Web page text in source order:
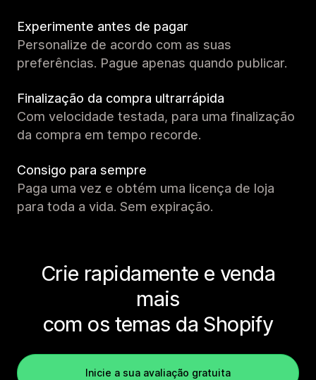
Experimente antes de pagar
Personalize de acordo com as suas
preferências. Pague apenas quando publicar.
Finalização da compra ultrarrápida
Com velocidade testada, para uma finalização
da compra em tempo recorde.
Consigo para sempre
Paga uma vez e obtém uma licença de loja
para toda a vida. Sem expiração.
Crie rapidamente e venda
mais
com os temas da Shopify
Inicie a sua avaliação gratuita